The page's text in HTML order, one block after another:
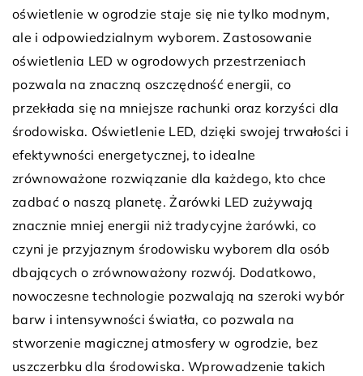
oświetlenie w ogrodzie staje się nie tylko modnym,
ale i odpowiedzialnym wyborem. Zastosowanie
oświetlenia LED w ogrodowych przestrzeniach
pozwala na znaczną oszczędność energii, co
przekłada się na mniejsze rachunki oraz korzyści dla
środowiska. Oświetlenie LED, dzięki swojej trwałości i
efektywności energetycznej, to idealne
zrównoważone rozwiązanie dla każdego, kto chce
zadbać o naszą planetę. Żarówki LED zużywają
znacznie mniej energii niż tradycyjne żarówki, co
czyni je przyjaznym środowisku wyborem dla osób
dbających o zrównoważony rozwój. Dodatkowo,
nowoczesne technologie pozwalają na szeroki wybór
barw i intensywności światła, co pozwala na
stworzenie magicznej atmosfery w ogrodzie, bez
uszczerbku dla środowiska. Wprowadzenie takich